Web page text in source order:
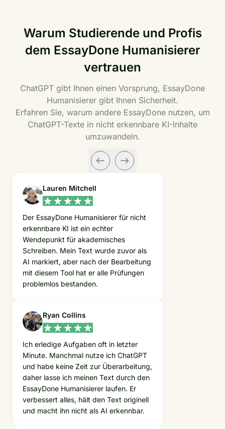
Warum Studierende und Profis
dem EssayDone Humanisierer
vertrauen
ChatGPT gibt Ihnen einen Vorsprung, EssayDone
Humanisierer gibt Ihnen Sicherheit.
Erfahren Sie, warum andere EssayDone nutzen, um
ChatGPT-Texte in nicht erkennbare KI-Inhalte
umzuwandeln.
Lauren Mitchell
Der EssayDone Humanisierer für nicht
erkennbare KI ist ein echter
Wendepunkt für akademisches
Schreiben. Mein Text wurde zuvor als
AI markiert, aber nach der Bearbeitung
mit diesem Tool hat er alle Prüfungen
problemlos bestanden.
Ryan Collins
Ich erledige Aufgaben oft in letzter
Minute. Manchmal nutze ich ChatGPT
und habe keine Zeit zur Überarbeitung,
daher lasse ich meinen Text durch den
EssayDone Humanisierer laufen. Er
verbessert alles, hält den Text originell
und macht ihn nicht als AI erkennbar.